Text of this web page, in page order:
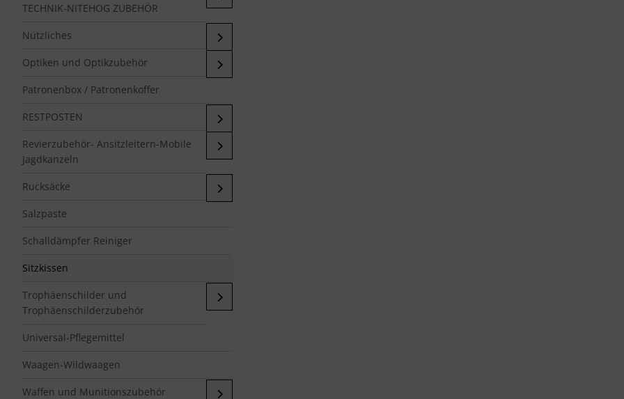
TECHNIK-NITEHOG ZUBEHÖR
Nützliches
Optiken und Optikzubehör
Patronenbox / Patronenkoffer
RESTPOSTEN
Revierzubehör- Ansitzleitern-Mobile
Jagdkanzeln
Rucksäcke
Salzpaste
Schalldämpfer Reiniger
Sitzkissen
Trophäenschilder und
Trophäenschilderzubehör
Universal-Pflegemittel
Waagen-Wildwaagen
Waffen und Munitionszubehör